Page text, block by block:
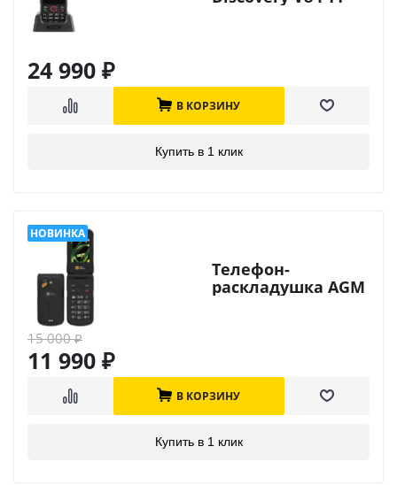
24 990 ₽
В КОРЗИНУ
Купить в 1 клик
Телефон-
раскладушка AGM
15 000₽
11 990 ₽
В КОРЗИНУ
Купить в 1 клик